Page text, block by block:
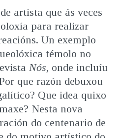
MARCIAL DEL ADALID
CASA-MUSEO EMILIA PARDO
BAZÁN
FIGURAS HOMENAXEADAS
HISTORIA
60 ANOS DLG
PRIMAVERA DAS LETRAS
PORTAL DAS PALABRAS
artista que ás veces
para realizar
Un exemplo
témolo no
Nós, onde incluíu
que razón debuxou
Que idea quixo
Nesta nova
do centenario de